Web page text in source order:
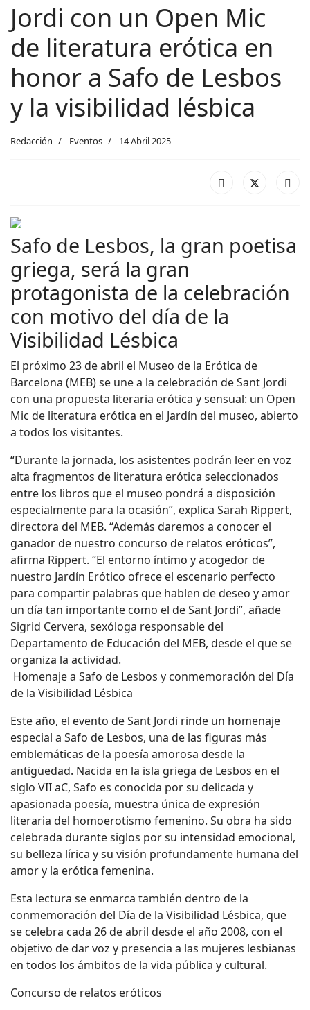
Jordi con un Open Mic
de literatura erótica en
honor a Safo de Lesbos
y la visibilidad lésbica
Redacción Eventos 14 Abril 2025
Safo de Lesbos, la gran poetisa
griega, será la gran
protagonista de la celebración
con motivo del día de la
Visibilidad Lésbica
El próximo 23 de abril el Museo de la Erótica de
Barcelona (MEB) se une a la celebración de Sant Jordi
con una propuesta literaria erótica y sensual: un Open
Mic de literatura erótica en el Jardín del museo, abierto
a todos los visitantes.
“Durante la jornada, los asistentes podrán leer en voz
alta fragmentos de literatura erótica seleccionados
entre los libros que el museo pondrá a disposición
especialmente para la ocasión”, explica Sarah Rippert,
directora del MEB. “Además daremos a conocer el
ganador de nuestro concurso de relatos eróticos”,
afirma Rippert. “El entorno íntimo y acogedor de
nuestro Jardín Erótico ofrece el escenario perfecto
para compartir palabras que hablen de deseo y amor
un día tan importante como el de Sant Jordi”, añade
Sigrid Cervera, sexóloga responsable del
Departamento de Educación del MEB, desde el que se
organiza la actividad.
Homenaje a Safo de Lesbos y conmemoración del Día
de la Visibilidad Lésbica
Este año, el evento de Sant Jordi rinde un homenaje
especial a Safo de Lesbos, una de las figuras más
emblemáticas de la poesía amorosa desde la
antigüedad. Nacida en la isla griega de Lesbos en el
siglo VII aC, Safo es conocida por su delicada y
apasionada poesía, muestra única de expresión
literaria del homoerotismo femenino. Su obra ha sido
celebrada durante siglos por su intensidad emocional,
su belleza lírica y su visión profundamente humana del
amor y la erótica femenina.
Esta lectura se enmarca también dentro de la
conmemoración del Día de la Visibilidad Lésbica, que
se celebra cada 26 de abril desde el año 2008, con el
objetivo de dar voz y presencia a las mujeres lesbianas
en todos los ámbitos de la vida pública y cultural.
Concurso de relatos eróticos